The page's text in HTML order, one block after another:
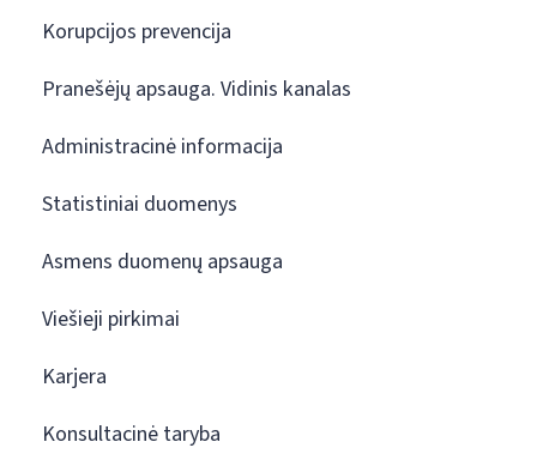
Korupcijos prevencija
Pranešėjų apsauga. Vidinis kanalas
Administracinė informacija
Statistiniai duomenys
Asmens duomenų apsauga
Viešieji pirkimai
Karjera
Konsultacinė taryba